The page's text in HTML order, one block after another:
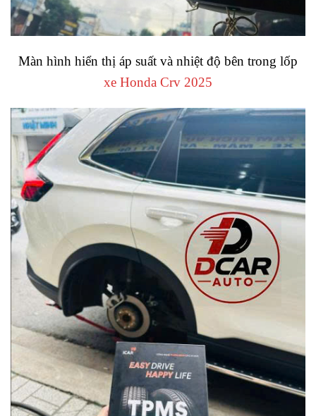
Màn hình hiển thị áp suất và nhiệt độ bên trong lốp
xe Honda Crv 2025